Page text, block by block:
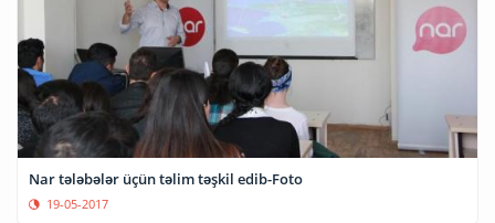
Nar tələbələr üçün təlim təşkil edib-Foto
19-05-2017